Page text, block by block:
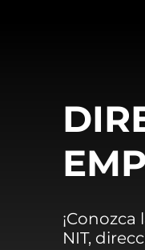
NIT,